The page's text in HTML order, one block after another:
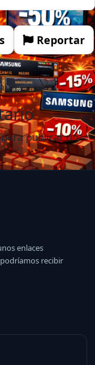
Reportar
publicar un
enlaces
recibir